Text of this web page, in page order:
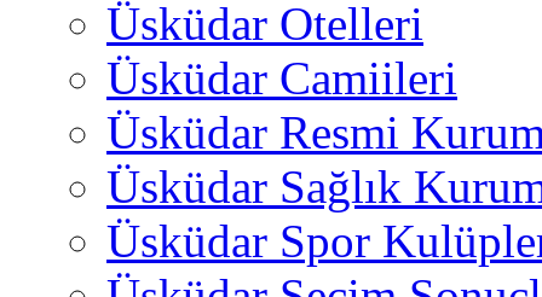
Üsküdar Otelleri
Üsküdar Camiileri
Üsküdar Resmi
Üsküdar Sağlık
Üsküdar Spor